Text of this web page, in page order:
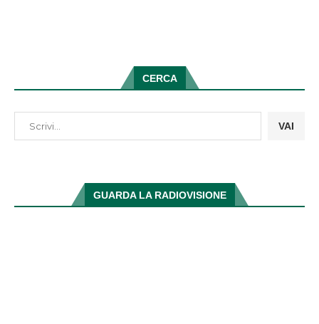
CERCA
VAI
GUARDA LA RADIOVISIONE